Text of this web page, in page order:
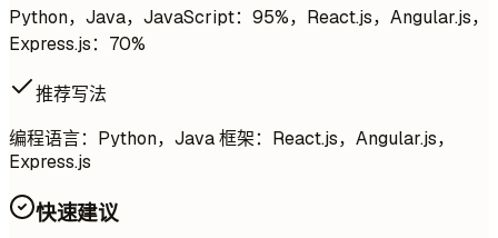
Python，Java，JavaScript：95%，React.js，Angular.js，
Express.js：70%
推荐写法
编程语言：Python，Java 框架：React.js，Angular.js，
Express.js
快速建议